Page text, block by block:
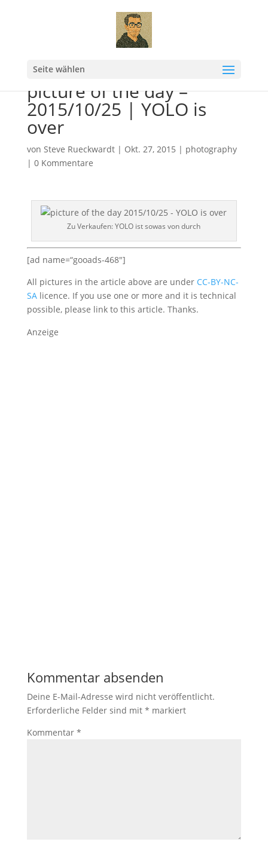
Seite wählen
picture of the day –
2015/10/25 | YOLO is
over
von Steve Rueckwardt| Okt. 27, 2015 | photography
| 0 Kommentare
Zu Verkaufen: YOLO ist sowas von durch
[ad name=“gooads-468″]
All pictures in the article above are under CC-BY-NC-
SAlicence. If you use one or more and it is technical
possible, please link to this article. Thanks.
Anzeige
Kommentar absenden
Deine E-Mail-Adresse wird nicht veröffentlicht.
Erforderliche Felder sind mit * markiert
Kommentar *